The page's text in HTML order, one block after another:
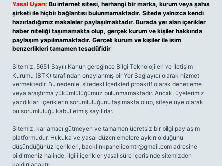
Yasal Uyarı: Bu internet sitesi, herhangi bir marka, kurum veya şahıs
şirketi ile hiçbir bağlantısı bulunmamaktadır. Sitede yalnızca kendi
hazırladığımız makaleler paylaşılmaktadır. Burada yer alan içerikler
haber niteliği taşımamakta olup, gerçek kurum ve kişiler hakkında
paylaşım yapılmamaktadır. Gerçek kurum ve kişiler ile isim
benzerlikleri tamamen tesadüfidir.
Sitemiz, 5651 Sayılı Kanun gereğince Bilgi Teknolojileri ve İletişim
Kurumu (BTK) tarafından onaylanmış bir Yer Sağlayıcı olarak hizmet
vermektedir. Bu nedenle, sitedeki içerikleri proaktif olarak denetleme
veya araştırma yükümlülüğümüz bulunmamaktadır. Ancak, üyelerimiz
yazdıkları içeriklerin sorumluluğunu taşımakta olup, siteye üye olarak
bu sorumluluğu kabul etmiş sayılırlar.
Sitemiz, kar amacı gütmeyen ve tamamen ücretsiz bir bilgi paylaşım
platformudur. Hukuka ve yasal düzenlemelere aykırı olduğunu
düşündüğünüz içerikleri, backlinkpanelicomtr@gmail.com adresine
bildirmeniz halinde, ilgili içerikler yasal süre içerisinde sitemizden
kaldırılacaktır.